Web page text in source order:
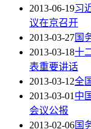
2013-06-19习
议在京召开
2013-03-27国
2013-03-18十
表重要讲话
2013-03-12全
2013-03-01中
会议公报
2013-02-06国